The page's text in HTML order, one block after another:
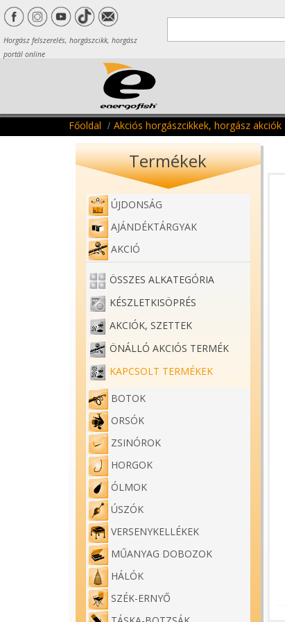
Horgász felszerelés, horgászcikk, horgász
portál online
Főoldal Akciós horgászcikkek, horgász akciók
Termékek
ÚJDONSÁG
AJÁNDÉKTÁRGYAK
AKCIÓ
ÖSSZES ALKATEGÓRIA
KÉSZLETKISÖPRÉS
AKCIÓK, SZETTEK
ÖNÁLLÓ AKCIÓS TERMÉK
KAPCSOLT TERMÉKEK
BOTOK
ORSÓK
ZSINÓROK
HORGOK
ÓLMOK
ÚSZÓK
VERSENYKELLÉKEK
MŰANYAG DOBOZOK
HÁLÓK
SZÉK-ERNYŐ